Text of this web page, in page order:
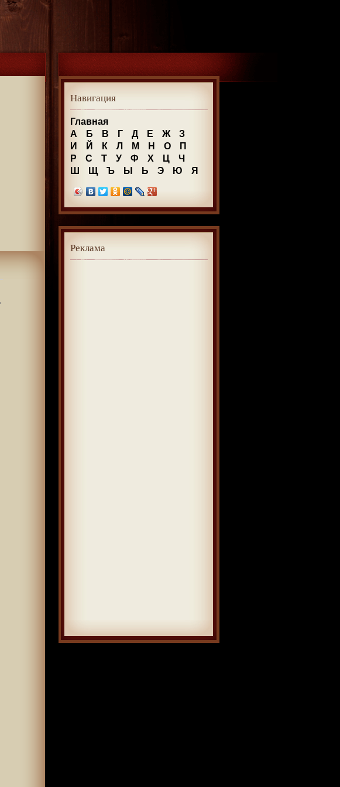
Навигация
Главная
А
Б В Г Д Е Ж
З
И
Й К Л М Н О
П
Р
С Т У Ф Х Ц
Ч
Ш
Щ Ъ Ы Ь Э Ю Я
Реклама